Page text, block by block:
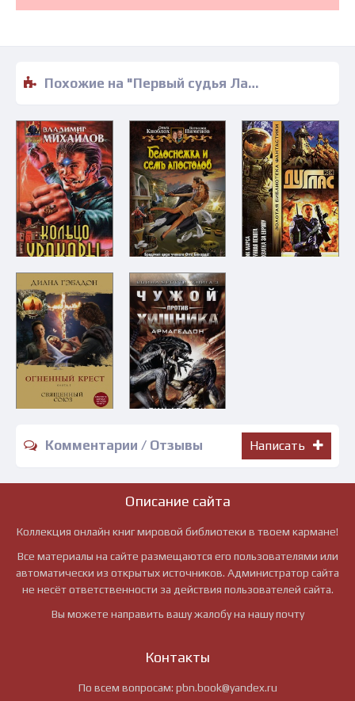
Похожие на "Первый судья Лабиринта - Алексей Кирсанов" книги читать бесплатно полные версии
Комментарии / Отзывы Написать
Описание сайта
Коллекция онлайн книг мировой библиотеки в твоем кармане!
Все материалы на сайте размещаются его пользователями или
автоматически из открытых источников. Администратор сайта
не несёт ответственности за действия пользователей сайта.
Вы можете направить вашу жалобу на нашу почту
Контакты
По всем вопросам: pbn.book@yandex.ru